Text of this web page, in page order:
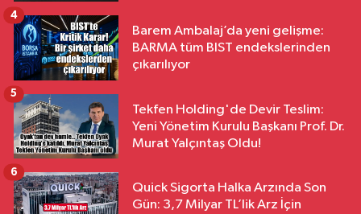
Barem Ambalaj’da yeni gelişme:
BARMA tüm BIST endekslerinden
çıkarılıyor
4
Tekfen Holding'de Devir Teslim:
Yeni Yönetim Kurulu Başkanı Prof. Dr.
Murat Yalçıntaş Oldu!
5
Quick Sigorta Halka Arzında Son
Gün: 3,7 Milyar TL’lik Arz İçin
6